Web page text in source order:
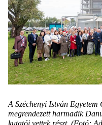
A Széchenyi István
megrendezett harmadik